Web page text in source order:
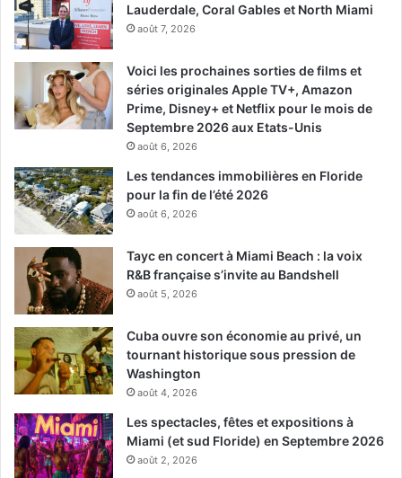
Lauderdale, Coral Gables et North Miami
août 7, 2026
Voici les prochaines sorties de films et
séries originales Apple TV+, Amazon
Prime, Disney+ et Netflix pour le mois de
Septembre 2026 aux Etats-Unis
août 6, 2026
Les tendances immobilières en Floride
pour la fin de l’été 2026
août 6, 2026
Tayc en concert à Miami Beach : la voix
R&B française s’invite au Bandshell
août 5, 2026
Cuba ouvre son économie au privé, un
tournant historique sous pression de
Washington
août 4, 2026
Les spectacles, fêtes et expositions à
Miami (et sud Floride) en Septembre 2026
août 2, 2026